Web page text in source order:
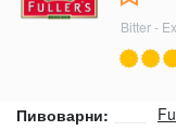
Bitter -
Пивоварни: